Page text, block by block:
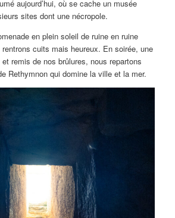
aujourd’hui, où se cache un musée
sites dont une nécropole.
en plein soleil de ruine en ruine
cuits mais heureux. En soirée, une
remis de nos brûlures, nous repartons
Rethymnon qui domine la ville et la mer.